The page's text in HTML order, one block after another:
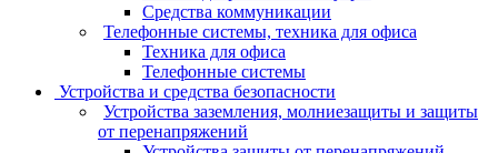
Средства коммуникации
Телефонные системы, техника для офиса
Техника для офиса
Телефонные системы
Устройства и средства безопасности
Устройства заземления, молниезащиты и защиты
от перенапряжений